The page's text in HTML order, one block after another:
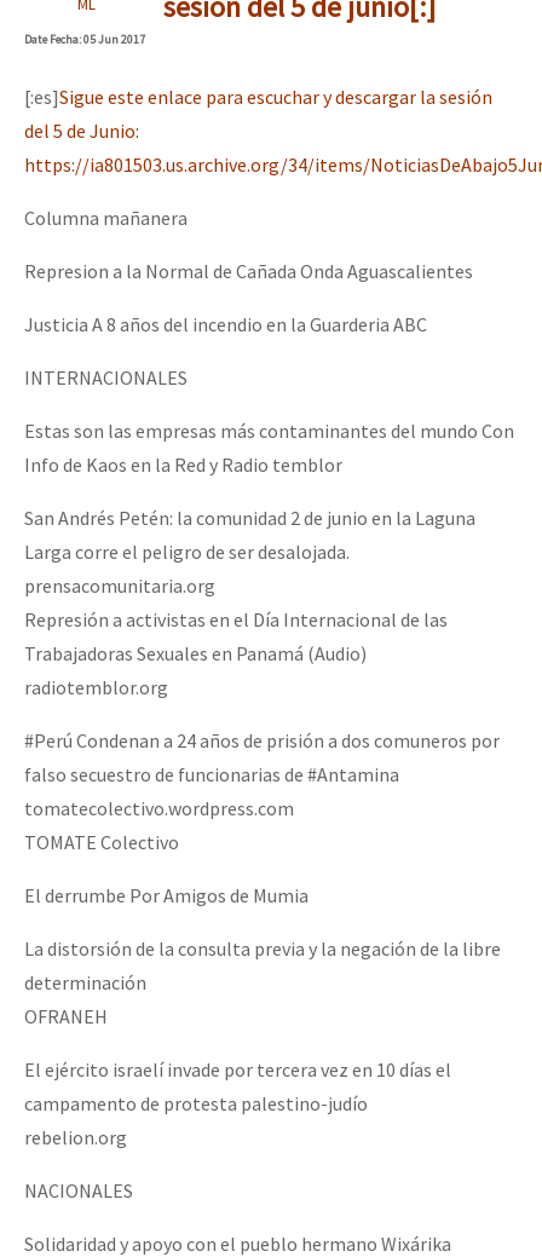
DateFecha: 05 Jun 2017
[:es]Sigue este enlace para escuchar y descargar la sesión
del 5 de Junio:
https://ia801503.us.archive.org/34/items/
Columna mañanera
Represion a la Normal de Cañada Onda Aguascalientes
Justicia A 8 años del incendio en la Guarderia ABC
INTERNACIONALES
Estas son las empresas más contaminantes del mundo Con
Info de Kaos en la Red y Radio temblor
San Andrés Petén: la comunidad 2 de junio en la Laguna
Larga corre el peligro de ser desalojada.
prensacomunitaria.org
Represión a activistas en el Día Internacional de las
Trabajadoras Sexuales en Panamá (Audio)
radiotemblor.org
#Perú Condenan a 24 años de prisión a dos comuneros por
falso secuestro de funcionarias de #Antamina
tomatecolectivo.wordpress.com
TOMATE Colectivo
El derrumbe Por Amigos de Mumia
La distorsión de la consulta previa y la negación de la libre
determinación
OFRANEH
El ejército israelí invade por tercera vez en 10 días el
campamento de protesta palestino-judío
rebelion.org
NACIONALES
Solidaridad y apoyo con el pueblo hermano Wixárika